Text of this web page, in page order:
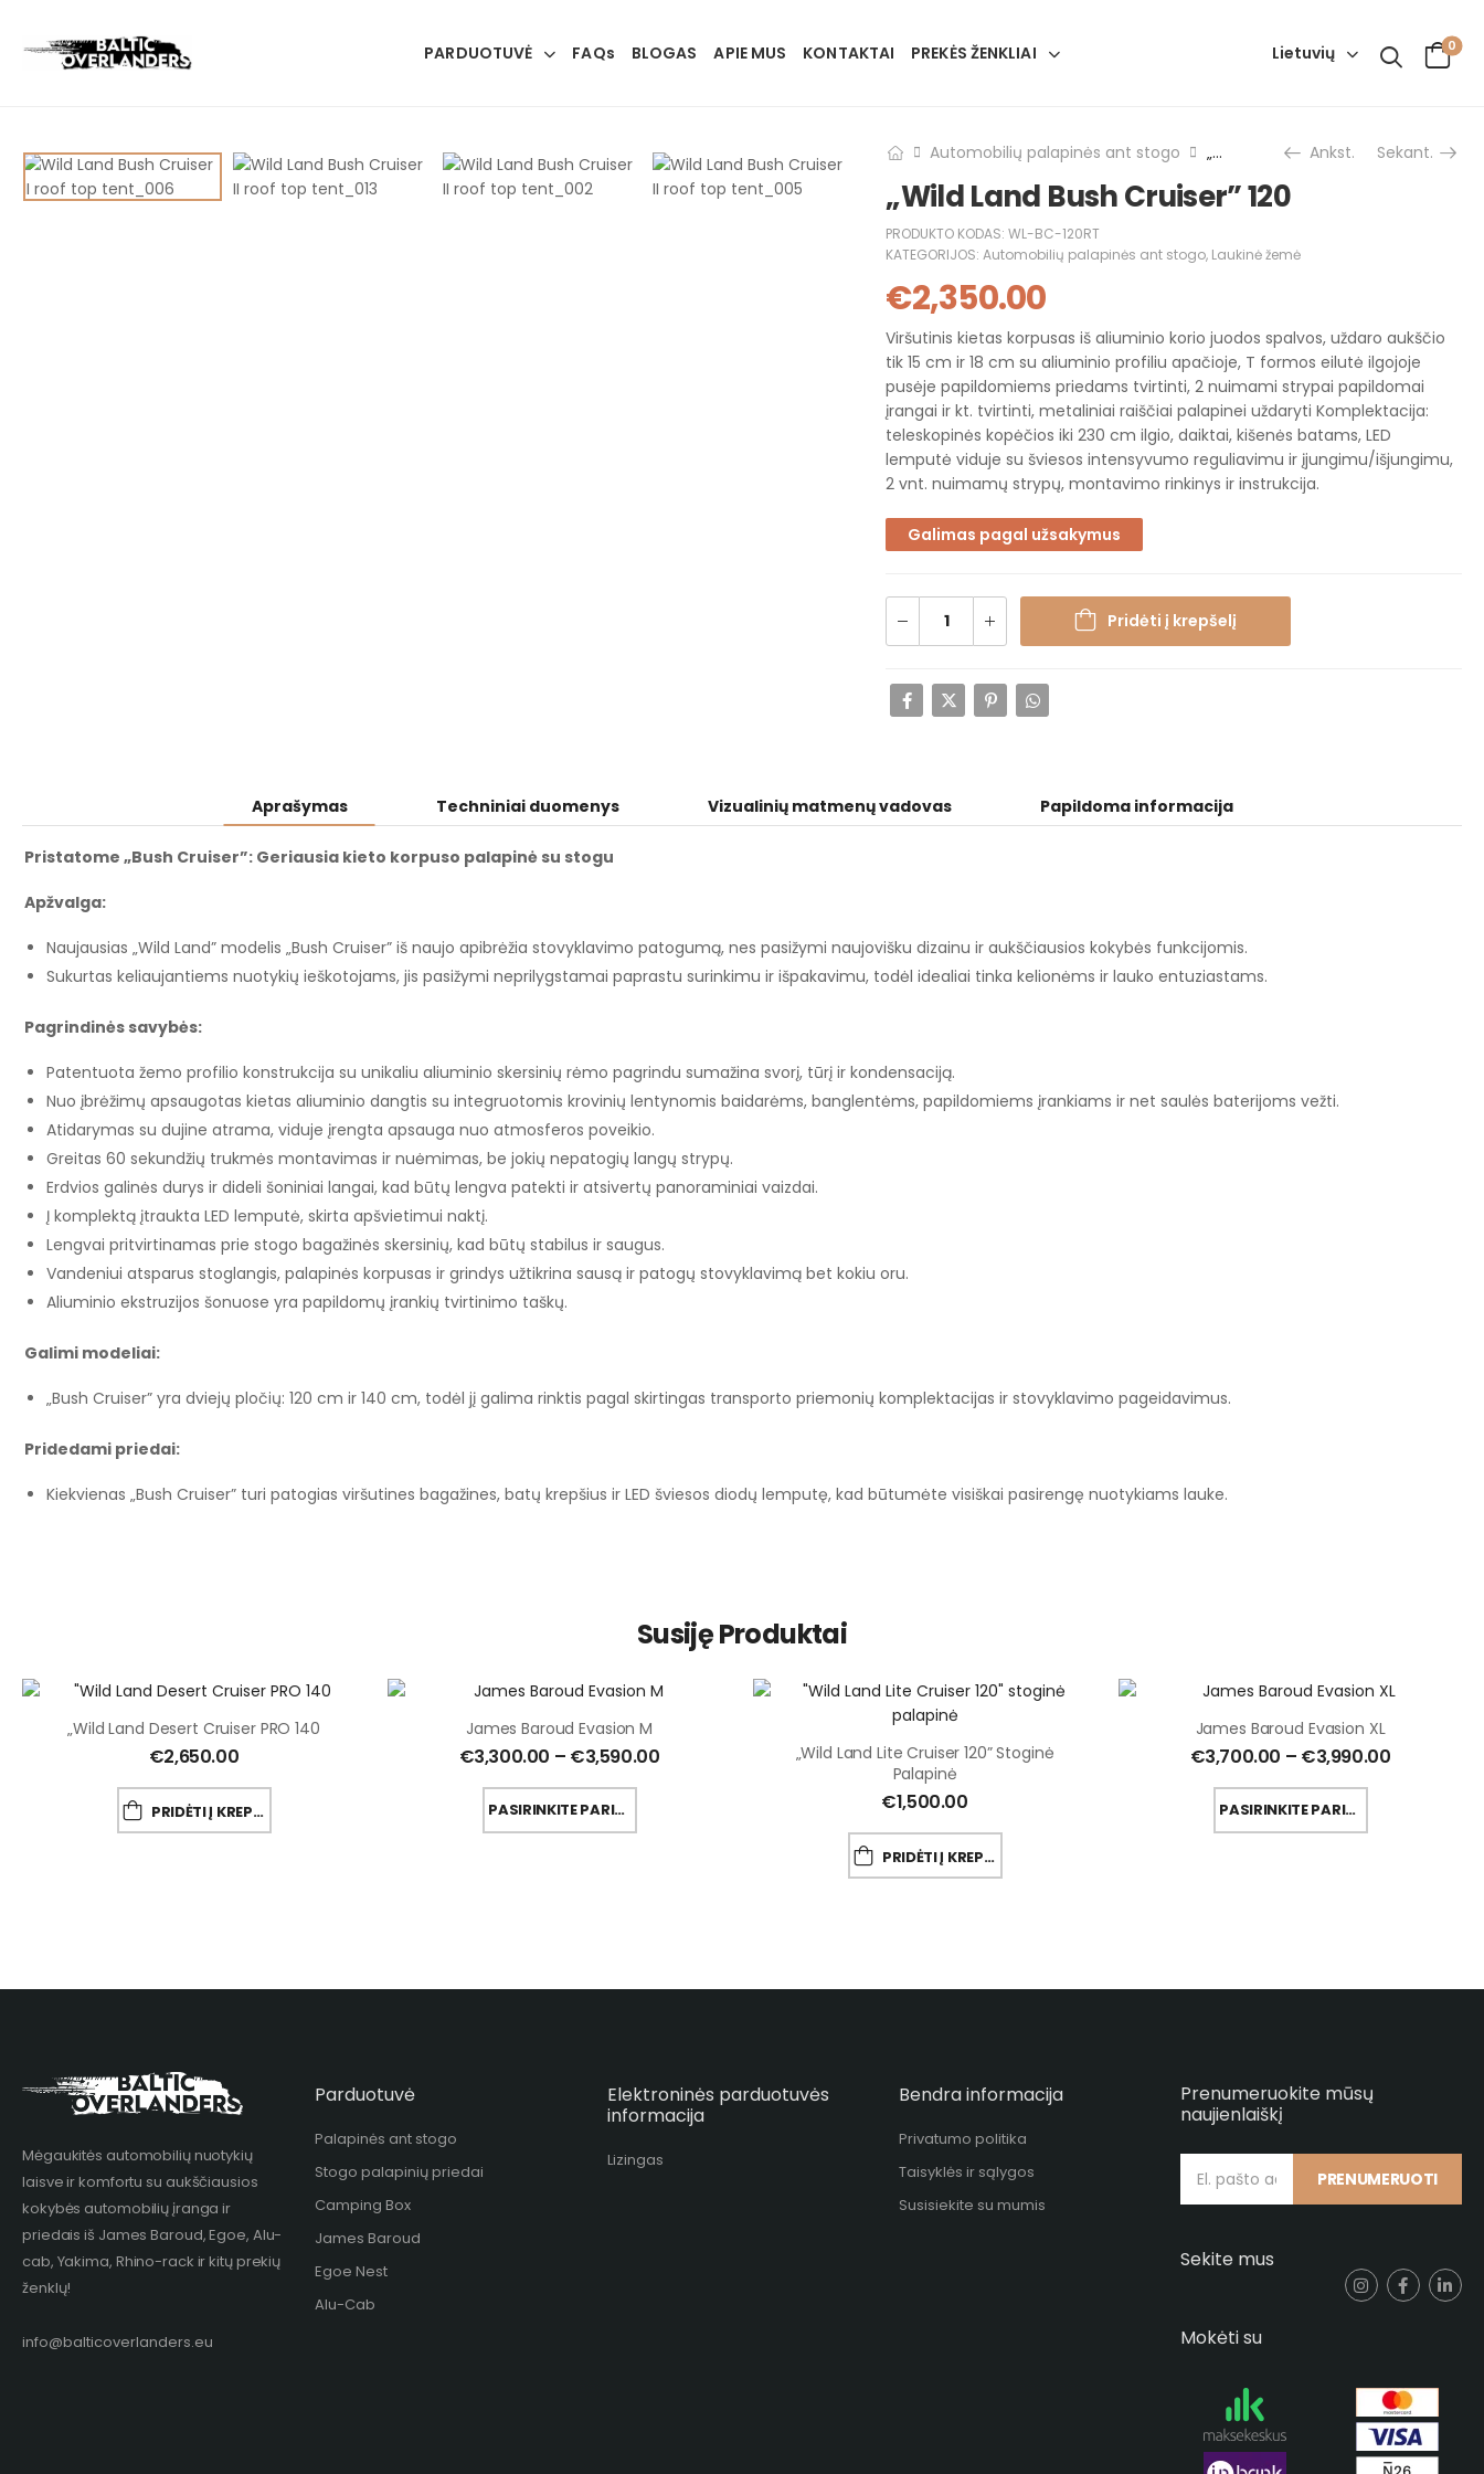
PARDUOTUVĖ FAQs BLOGAS APIE MUS KONTAKTAI PREKĖS ŽENKLIAI Lietuvių 0
Automobilių palapinės ant stogo „Wild Land Bush Cruiser” 120 Ankst. Sekant.
„Wild Land Bush Cruiser” 120
PRODUKTO KODAS:WL-BC-120RT
KATEGORIJOS:Automobilių palapinės ant stogo, Laukinė žemė
€2,350.00
Viršutinis kietas korpusas iš aliuminio korio juodos spalvos, uždaro aukščio
tik 15 cm ir 18 cm su aliuminio profiliu apačioje, T formos eilutė ilgojoje
pusėje papildomiems priedams tvirtinti, 2 nuimami strypai papildomai
įrangai ir kt. tvirtinti, metaliniai raiščiai palapinei uždaryti Komplektacija:
teleskopinės kopėčios iki 230 cm ilgio, daiktai, kišenės batams, LED
lemputė viduje su šviesos intensyvumo reguliavimu ir įjungimu/išjungimu,
2 vnt. nuimamų strypų, montavimo rinkinys ir instrukcija.
Galimas pagal užsakymus
Pridėti į krepšelį
Aprašymas Techniniai duomenys Vizualinių matmenų vadovas Papildoma informacija
Pristatome „Bush Cruiser”: Geriausia kieto korpuso palapinė su stogu
Apžvalga:
Naujausias „Wild Land” modelis „Bush Cruiser” iš naujo apibrėžia stovyklavimo patogumą, nes pasižymi naujovišku dizainu ir aukščiausios kokybės funkcijomis.
Sukurtas keliaujantiems nuotykių ieškotojams, jis pasižymi neprilygstamai paprastu surinkimu ir išpakavimu, todėl idealiai tinka kelionėms ir lauko entuziastams.
Pagrindinės savybės:
Patentuota žemo profilio konstrukcija su unikaliu aliuminio skersinių rėmo pagrindu sumažina svorį, tūrį ir kondensaciją.
Nuo įbrėžimų apsaugotas kietas aliuminio dangtis su integruotomis krovinių lentynomis baidarėms, banglentėms, papildomiems įrankiams ir net saulės baterijoms vežti.
Atidarymas su dujine atrama, viduje įrengta apsauga nuo atmosferos poveikio.
Greitas 60 sekundžių trukmės montavimas ir nuėmimas, be jokių nepatogių langų strypų.
Erdvios galinės durys ir dideli šoniniai langai, kad būtų lengva patekti ir atsivertų panoraminiai vaizdai.
Į komplektą įtraukta LED lemputė, skirta apšvietimui naktį.
Lengvai pritvirtinamas prie stogo bagažinės skersinių, kad būtų stabilus ir saugus.
Vandeniui atsparus stoglangis, palapinės korpusas ir grindys užtikrina sausą ir patogų stovyklavimą bet kokiu oru.
Aliuminio ekstruzijos šonuose yra papildomų įrankių tvirtinimo taškų.
Galimi modeliai:
„Bush Cruiser” yra dviejų pločių: 120 cm ir 140 cm, todėl jį galima rinktis pagal skirtingas transporto priemonių komplektacijas ir stovyklavimo pageidavimus.
Pridedami priedai:
Kiekvienas „Bush Cruiser” turi patogias viršutines bagažines, batų krepšius ir LED šviesos diodų lemputę, kad būtumėte visiškai pasirengę nuotykiams lauke.
Susiję Produktai
„Wild Land Desert Cruiser PRO 140
€2,650.00
PRIDĖTI Į KREPŠELĮ
James Baroud Evasion M
€3,300.00 – €3,590.00
PASIRINKITE PARINKTYS
„Wild Land Lite Cruiser 120” Stoginė
Palapinė
€1,500.00
PRIDĖTI Į KREPŠELĮ
James Baroud Evasion XL
€3,700.00 – €3,990.00
PASIRINKITE PARINKTYS
Mėgaukitės automobilių nuotykių
laisve ir komfortu su aukščiausios
kokybės automobilių įranga ir
priedais iš James Baroud, Egoe, Alu-
cab, Yakima, Rhino-rack ir kitų prekių
ženklų!​
info@balticoverlanders.eu
Parduotuvė
Palapinės ant stogo
Stogo palapinių priedai
Camping Box
James Baroud
Egoe Nest
Alu-Cab
Elektroninės parduotuvės
informacija
Lizingas
Bendra informacija
Privatumo politika
Taisyklės ir sąlygos
Susisiekite su mumis
Prenumeruokite mūsų
naujienlaiškį
PRENUMERUOTI
Sekite mus
Mokėti su